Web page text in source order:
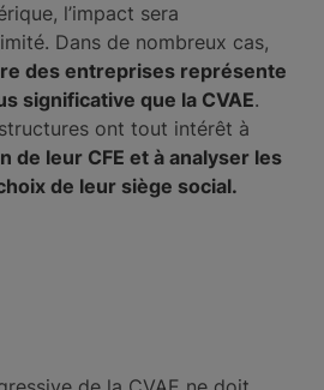
l’impact sera
Dans de nombreux cas,
des entreprises représente
significative que la CVAE.
ont tout intérêt à
de leur CFE et à analyser les
de leur siège social.